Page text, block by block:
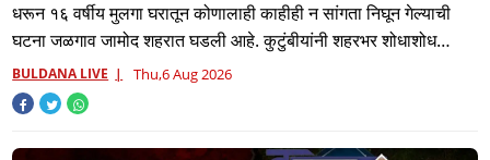
धरून १६ वर्षीय मुलगा घरातून कोणालाही काहीही न सांगता निघून गेल्याची
घटना जळगाव जामोद शहरात घडली आहे. कुटुंबीयांनी शहरभर शोधाशोध
करूनह
BULDANA LIVE Thu,6 Aug 2026